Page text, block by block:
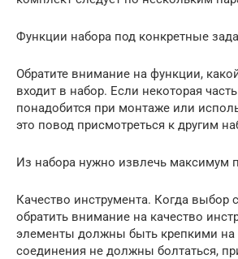
Функции набора под конкретные
Обратите внимание на функции,
входит в набор. Если некоторая
понадобится при монтаже или
это повод присмотреться к другим
Из набора нужно извлечь максимум
Качество инструмента. Когда выбор
обратить внимание на качество
элементы должны быть крепкими
соединения не должны болтаться,